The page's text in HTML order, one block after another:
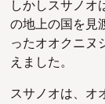
しかしスサノオ
の地上の国を見
ったオオクニヌ
えました。
スサノオは、オ